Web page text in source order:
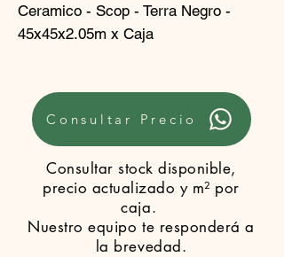
Ceramico - Scop - Terra Negro -
45x45x2.05m x Caja
Consultar Precio
Consultar stock disponible,
precio actualizado y m² por
caja.
Nuestro equipo te responderá a
la brevedad.